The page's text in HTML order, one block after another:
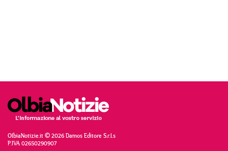
OlbiaNotizie.it © 2026 Damos Editore S.r.l.s
P.IVA 02650290907